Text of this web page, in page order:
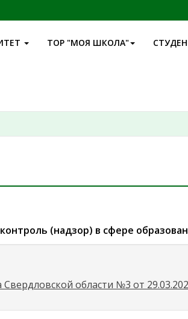
ТОР "МОЯ ШКОЛА"
(надзор) в сфере
области №3 от